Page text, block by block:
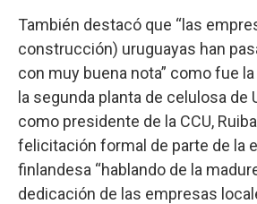
También destacó que “las
construcción) uruguayas han
con muy buena nota” como fue
la segunda planta de celulosa de
como presidente de la CCU,
felicitación formal de parte de la
finlandesa “hablando de la
dedicación de las empresas